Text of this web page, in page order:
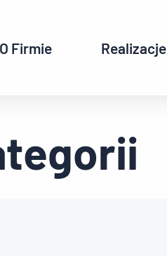
O Firmie Realizacje